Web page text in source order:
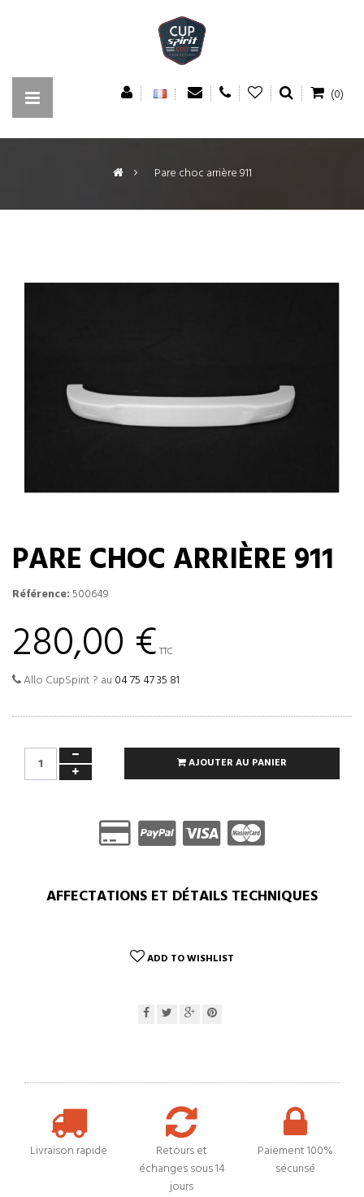
(0)
> Pare choc arrière 911
PARE CHOC ARRIÈRE 911
Référence:500649
280,00 € TTC
Allo CupSpirit ? au 04 75 47 35 81
AJOUTER AU PANIER
AFFECTATIONS ET DÉTAILS TECHNIQUES
ADD TO WISHLIST
Livraison rapide
Retours et
échanges sous 14
jours
Paiement 100%
sécurisé